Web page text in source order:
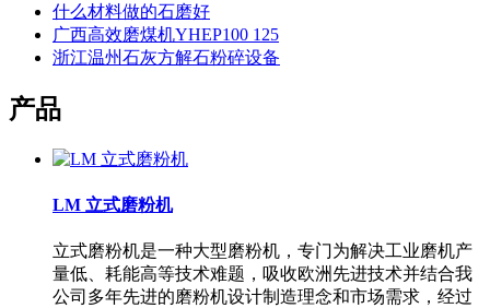
什么材料做的石磨好
广西高效磨煤机YHEP100 125
浙江温州石灰方解石粉碎设备
产品
LM 立式磨粉机
立式磨粉机是一种大型磨粉机，专门为解决工业磨机产
量低、耗能高等技术难题，吸收欧洲先进技术并结合我
公司多年先进的磨粉机设计制造理念和市场需求，经过